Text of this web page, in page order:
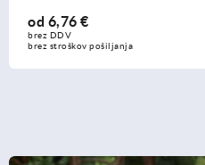
od 6,76 €
brez DDV
brez stroškov pošiljanja